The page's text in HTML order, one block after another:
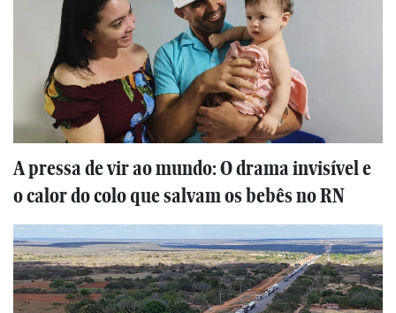
A pressa de vir ao mundo: O drama invisível e
o calor do colo que salvam os bebês no RN